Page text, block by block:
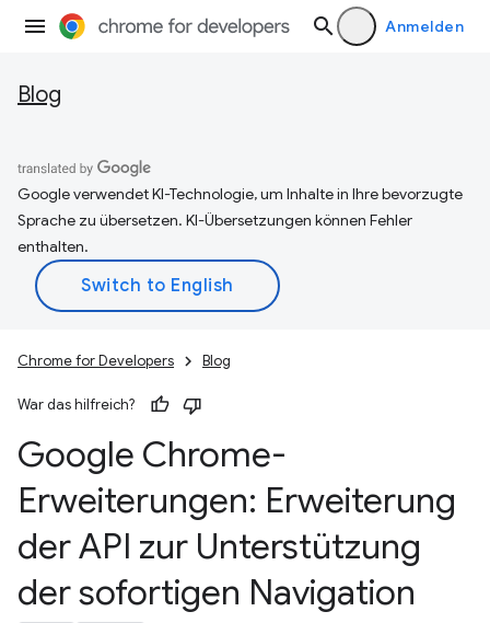
Anmelden
Blog
Google verwendet KI-Technologie, um Inhalte in Ihre bevorzugte
Sprache zu übersetzen. KI-Übersetzungen können Fehler
enthalten.
Chrome for Developers Blog
War das hilfreich?
Google Chrome-
Erweiterungen: Erweiterung
der API zur Unterstützung
der sofortigen Navigation